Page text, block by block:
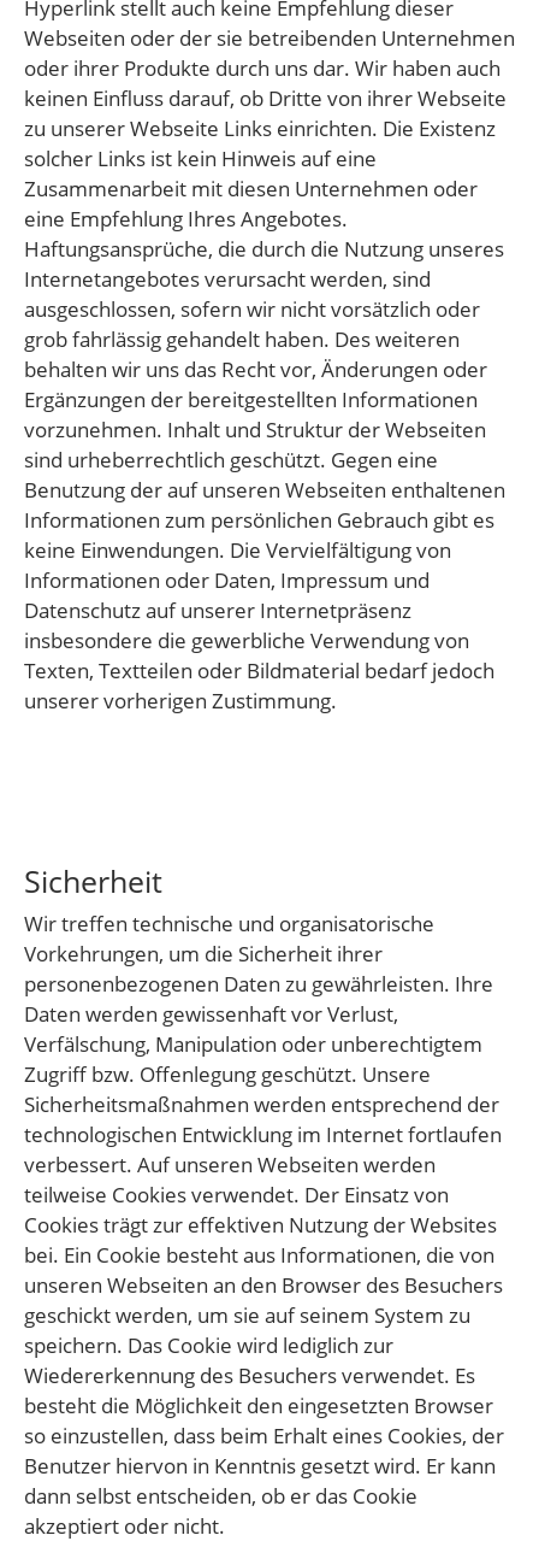
Hyperlink stellt auch keine Empfehlung dieser
Webseiten oder der sie betreibenden Unternehmen
oder ihrer Produkte durch uns dar. Wir haben auch
keinen Einfluss darauf, ob Dritte von ihrer Webseite
zu unserer Webseite Links einrichten. Die Existenz
solcher Links ist kein Hinweis auf eine
Zusammenarbeit mit diesen Unternehmen oder
eine Empfehlung Ihres Angebotes.
Haftungsansprüche, die durch die Nutzung unseres
Internetangebotes verursacht werden, sind
ausgeschlossen, sofern wir nicht vorsätzlich oder
grob fahrlässig gehandelt haben. Des weiteren
behalten wir uns das Recht vor, Änderungen oder
Ergänzungen der bereitgestellten Informationen
vorzunehmen. Inhalt und Struktur der Webseiten
sind urheberrechtlich geschützt. Gegen eine
Benutzung der auf unseren Webseiten enthaltenen
Informationen zum persönlichen Gebrauch gibt es
keine Einwendungen. Die Vervielfältigung von
Informationen oder Daten, Impressum und
Datenschutz auf unserer Internetpräsenz
insbesondere die gewerbliche Verwendung von
Texten, Textteilen oder Bildmaterial bedarf jedoch
unserer vorherigen Zustimmung.
Sicherheit
Wir treffen technische und organisatorische
Vorkehrungen, um die Sicherheit ihrer
personenbezogenen Daten zu gewährleisten. Ihre
Daten werden gewissenhaft vor Verlust,
Verfälschung, Manipulation oder unberechtigtem
Zugriff bzw. Offenlegung geschützt. Unsere
Sicherheitsmaßnahmen werden entsprechend der
technologischen Entwicklung im Internet fortlaufen
verbessert. Auf unseren Webseiten werden
teilweise Cookies verwendet. Der Einsatz von
Cookies trägt zur effektiven Nutzung der Websites
bei. Ein Cookie besteht aus Informationen, die von
unseren Webseiten an den Browser des Besuchers
geschickt werden, um sie auf seinem System zu
speichern. Das Cookie wird lediglich zur
Wiedererkennung des Besuchers verwendet. Es
besteht die Möglichkeit den eingesetzten Browser
so einzustellen, dass beim Erhalt eines Cookies, der
Benutzer hiervon in Kenntnis gesetzt wird. Er kann
dann selbst entscheiden, ob er das Cookie
akzeptiert oder nicht.